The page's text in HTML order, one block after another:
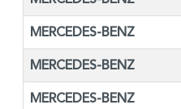
MERCEDES-BENZ
MERCEDES-BENZ
MERCEDES-BENZ